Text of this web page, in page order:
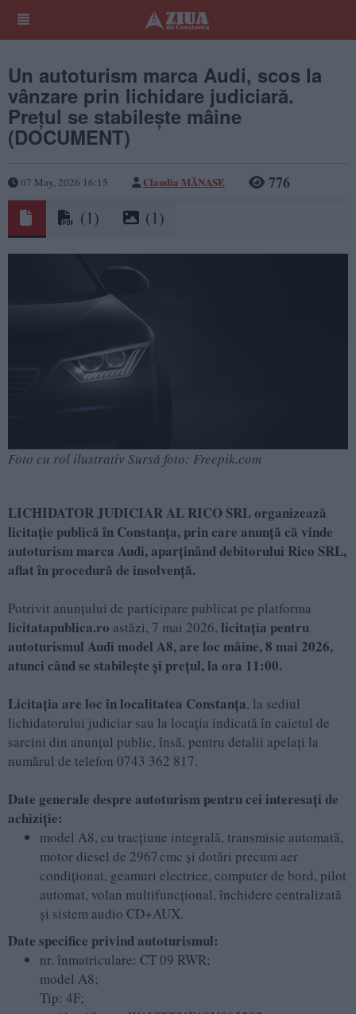
Un autoturism marca Audi, scos la
vânzare prin lichidare judiciară.
Prețul se stabilește mâine
(DOCUMENT)
07 May, 2026 16:15 Claudia MĂNASE 776
(1) (1)
Foto cu rol ilustrativ Sursă foto: Freepik.com
LICHIDATOR JUDICIAR AL RICO SRL organizează
licitație publică în Constanța, prin care anunță că vinde
autoturism marca Audi, aparținând debitorului Rico SRL,
aflat în procedură de insolvență.
Potrivit anunțului de participare publicat pe platforma
licitatapublica.ro astăzi, 7 mai 2026, licitația pentru
autoturismul Audi model A8, are loc mâine, 8 mai 2026,
atunci când se stabilește și prețul, la ora 11:00.
Licitația are loc în localitatea Constanța, la sediul
lichidatorului judiciar sau la locația indicată în caietul de
sarcini din anunțul public, însă, pentru detalii apelați la
numărul de telefon 0743 362 817.
Date generale despre autoturism pentru cei interesați de
achiziție:
model A8, cu tracţiune integrală, transmisie automată,
motor diesel de 2967 cmc și dotări precum aer
condiţionat, geamuri electrice, computer de bord, pilot
automat, volan multifuncţional, închidere centralizată
și sistem audio CD+AUX.
Date specifice privind autoturismul:
nr. înmatriculare: CT 09 RWR;
model A8;
Tip: 4F;